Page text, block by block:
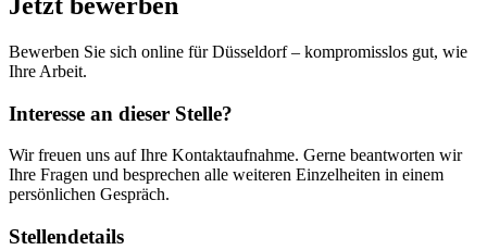
Bewerben Sie sich online für Düsseldorf – kompromisslos gut, wie
Ihre Arbeit.
Interesse an dieser Stelle?
Wir freuen uns auf Ihre Kontaktaufnahme. Gerne beantworten wir
Ihre Fragen und besprechen alle weiteren Einzelheiten in einem
persönlichen Gespräch.
Stellendetails